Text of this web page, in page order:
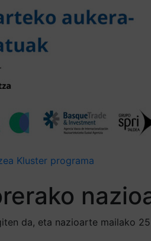
Kluster programa
da, eta nazioarte mailako